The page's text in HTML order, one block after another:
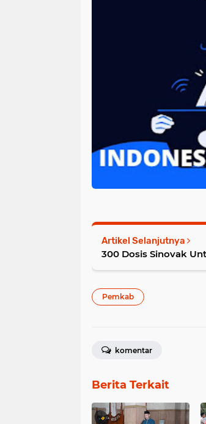
Artikel Selanjutnya
300 Dosis Sinovak
Pemkab
komentar
Berita Terkait